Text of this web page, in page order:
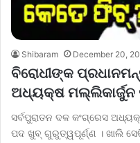
Shibaram December 20,
ବିରୋଧୀଙ୍କ
ଅଧ୍ୟକ୍ଷ ମଲ୍ଲିକାର୍ଜୁନ
ସର୍ବପୁରାତନ ଦଳ କଂଗ୍ରେସ
ପଦ ଖୁବ୍ ଗୁରୁତ୍ୱପୂର୍ଣ୍ଣ । ଖାଲି